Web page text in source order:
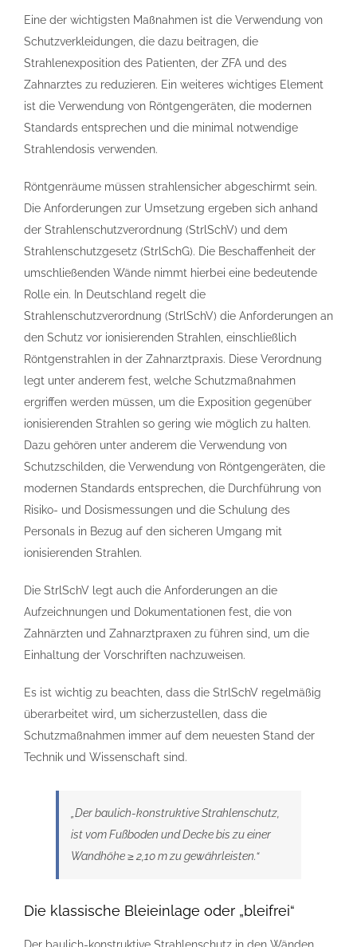
Eine der wichtigsten Maßnahmen ist die Verwendung von
Schutzverkleidungen, die dazu beitragen, die
Strahlenexposition des Patienten, der ZFA und des
Zahnarztes zu reduzieren. Ein weiteres wichtiges Element
ist die Verwendung von Röntgengeräten, die modernen
Standards entsprechen und die minimal notwendige
Strahlendosis verwenden.
Röntgenräume müssen strahlensicher abgeschirmt sein.
Die Anforderungen zur Umsetzung ergeben sich anhand
der Strahlenschutzverordnung (StrlSchV) und dem
Strahlenschutzgesetz (StrlSchG). Die Beschaffenheit der
umschließenden Wände nimmt hierbei eine bedeutende
Rolle ein. In Deutschland regelt die
Strahlenschutzverordnung (StrlSchV) die Anforderungen an
den Schutz vor ionisierenden Strahlen, einschließlich
Röntgenstrahlen in der Zahnarztpraxis. Diese Verordnung
legt unter anderem fest, welche Schutzmaßnahmen
ergriffen werden müssen, um die Exposition gegenüber
ionisierenden Strahlen so gering wie möglich zu halten.
Dazu gehören unter anderem die Verwendung von
Schutzschilden, die Verwendung von Röntgengeräten, die
modernen Standards entsprechen, die Durchführung von
Risiko- und Dosismessungen und die Schulung des
Personals in Bezug auf den sicheren Umgang mit
ionisierenden Strahlen.
Die StrlSchV legt auch die Anforderungen an die
Aufzeichnungen und Dokumentationen fest, die von
Zahnärzten und Zahnarztpraxen zu führen sind, um die
Einhaltung der Vorschriften nachzuweisen.
Es ist wichtig zu beachten, dass die StrlSchV regelmäßig
überarbeitet wird, um sicherzustellen, dass die
Schutzmaßnahmen immer auf dem neuesten Stand der
Technik und Wissenschaft sind.
„Der baulich-konstruktive Strahlenschutz,
ist vom Fußboden und Decke bis zu einer
Wandhöhe ≥ 2,10 m zu gewährleisten.“
Die klassische Bleieinlage oder „bleifrei“
Der baulich-konstruktive Strahlenschutz in den Wänden